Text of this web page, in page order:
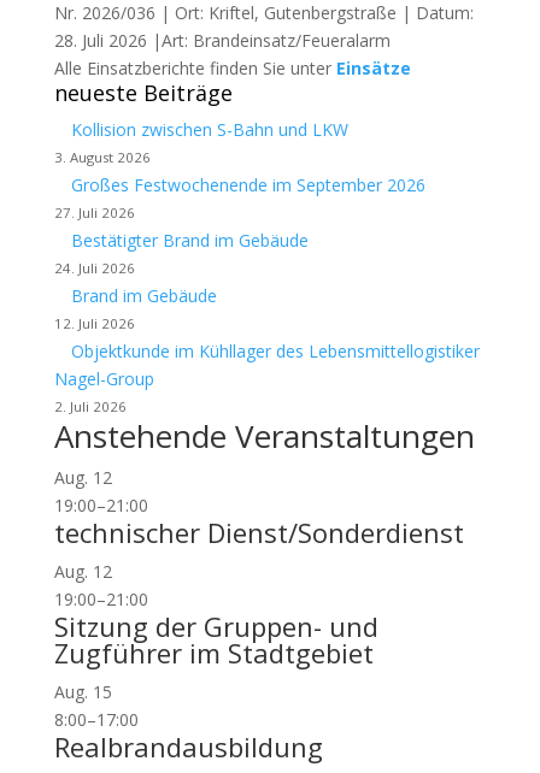
Nr. 2026/036 | Ort: Kriftel, Gutenbergstraße | Datum:
28. Juli 2026 |Art: Brandeinsatz/Feueralarm
Alle Einsatzberichte finden Sie unter Einsätze
neueste Beiträge
Kollision zwischen S-Bahn und LKW
3. August 2026
Großes Festwochenende im September 2026
27. Juli 2026
Bestätigter Brand im Gebäude
24. Juli 2026
Brand im Gebäude
12. Juli 2026
Objektkunde im Kühllager des Lebensmittellogistiker
Nagel-Group
2. Juli 2026
Anstehende Veranstaltungen
Aug. 12
19:00–21:00
technischer Dienst/Sonderdienst
Aug. 12
19:00–21:00
Sitzung der Gruppen- und
Zugführer im Stadtgebiet
Aug. 15
8:00–17:00
Realbrandausbildung